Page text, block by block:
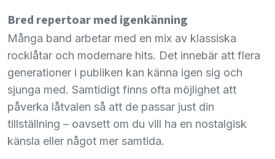
Bred repertoar med igenkänning
Många band arbetar med en mix av klassiska
rocklåtar och modernare hits. Det innebär att flera
generationer i publiken kan känna igen sig och
sjunga med. Samtidigt finns ofta möjlighet att
påverka låtvalen så att de passar just din
tillställning – oavsett om du vill ha en nostalgisk
känsla eller något mer samtida.